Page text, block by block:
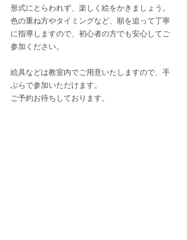
形式にとらわれず、楽しく絵をかきましょう。
色の重ね方やタイミングなど、順を追って丁寧
に指導しますので、初心者の方でも安心してご
参加ください。
絵具などは教室内でご用意いたしますので、手
ぶらで参加いただけます。
ご予約お待ちしております。